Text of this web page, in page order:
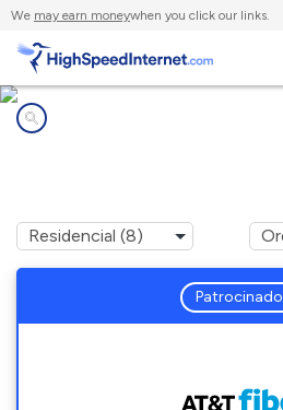
We may earn moneywhen you click our links.
Patrocinado